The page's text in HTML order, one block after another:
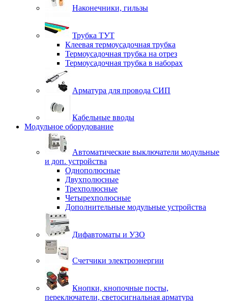
Наконечники, гильзы
Трубка ТУТ
Клеевая термоусадочная трубка
Термоусадочная трубка на отрез
Термоусадочная трубка в наборах
Арматура для провода СИП
Кабельные вводы
Модульное оборудование
Автоматические выключатели модульные
и доп. устройства
Однополюсные
Двухполюсные
Трехполюсные
Четырехполюсные
Дополнительные модульные устройства
Дифавтоматы и УЗО
Счетчики электроэнергии
Кнопки, кнопочные посты,
переключатели, светосигнальная арматура